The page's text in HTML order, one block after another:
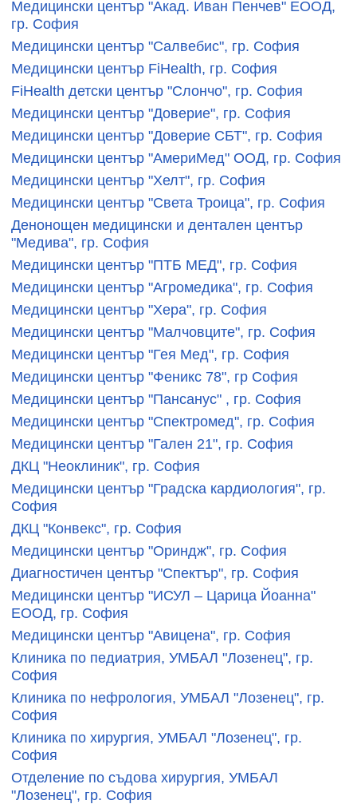
Медицински център "Акад. Иван Пенчев" ЕООД,
гр. София
Медицински център "Салвебис", гр. София
Медицински център FiHealth, гр. София
FiHealth детски център "Слончо", гр. София
Медицински център "Доверие", гр. София
Медицински център "Доверие СБТ", гр. София
Медицински център "АмериМед" ООД, гр. София
Медицински център "Хелт", гр. София
Медицински център "Света Троица", гр. София
Денонощен медицински и дентален център
"Медива", гр. София
Медицински център "ПТБ МЕД", гр. София
Медицински център "Агромедика", гр. София
Медицински център "Хера", гр. София
Медицински център "Малчовците", гр. София
Медицински център "Гея Мед", гр. София
Медицински център "Феникс 78", гр София
Медицински център "Пансанус" , гр. София
Медицински център "Спектромед", гр. София
Медицински център "Гален 21", гр. София
ДКЦ "Неоклиник", гр. София
Медицински център "Градска кардиология", гр.
София
ДКЦ "Конвекс", гр. София
Медицински център "Ориндж", гр. София
Диагностичен център "Спектър", гр. София
Медицински център "ИСУЛ – Царица Йоанна"
ЕООД, гр. София
Mедицински център "Авицена", гр. София
Клиника по педиатрия, УМБАЛ "Лозенец", гр.
София
Клиника по нефрология, УМБАЛ "Лозенец", гр.
София
Клиника по хирургия, УМБАЛ "Лозенец", гр.
София
Отделение по съдова хирургия, УМБАЛ
"Лозенец", гр. София